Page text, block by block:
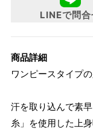
LINEで問合
商品詳細
ワンピースタイプの
汗を取り込んで素
糸」を使用した上